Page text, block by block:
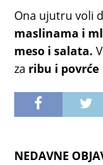
Ona ujutru voli
maslinama i
meso i salata.
za ribu i povrće
NEDAVNE